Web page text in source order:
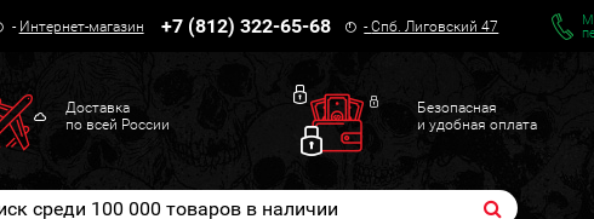
- Интернет-магазин +7 (812) 322-65-68 -Спб. Лиговский 47
Доставка
по всей России
Безопасная
и удобная оплата